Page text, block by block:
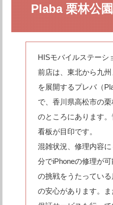
Plaba 栗林公
HISモバイルステーシ
前店は、東北から九
を展開するプレバ（
で、香川県高松市の
のところにあります
看板が目印です。
混雑状況、修理内容
分でiPhoneの修理が
の挑戦をうたってい
の安心があります。